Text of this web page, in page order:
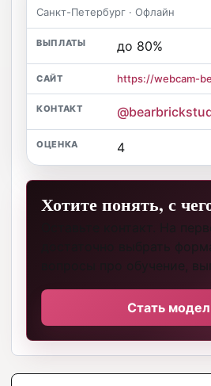
Санкт-Петербург · Офлайн
до 80%
https://webcam-
4
Хотите понять, с
Оставьте контакт. На
достаточно выбрать
вопросы про обучение,
Стать